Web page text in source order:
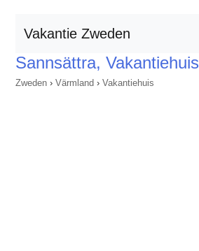
Vakantie Zweden
Sannsättra, Vakantiehuis
Zweden › Värmland › Vakantiehuis